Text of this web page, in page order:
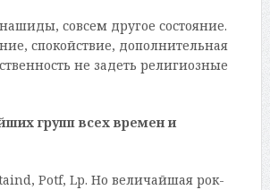
совсем другое состояние.
спокойствие, дополнительная
не задеть религиозные
групп всех времен и
Potf, Lp. Но величайшая рок-